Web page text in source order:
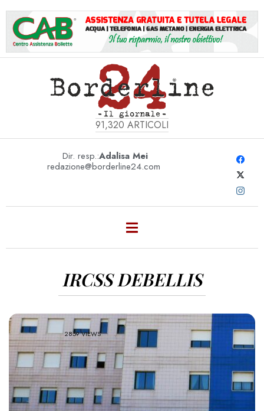
91,320 ARTICOLI
Dir. resp.:Adalisa Mei
redazione@borderline24.com
IRCSS DEBELLIS
2859 VIEWS